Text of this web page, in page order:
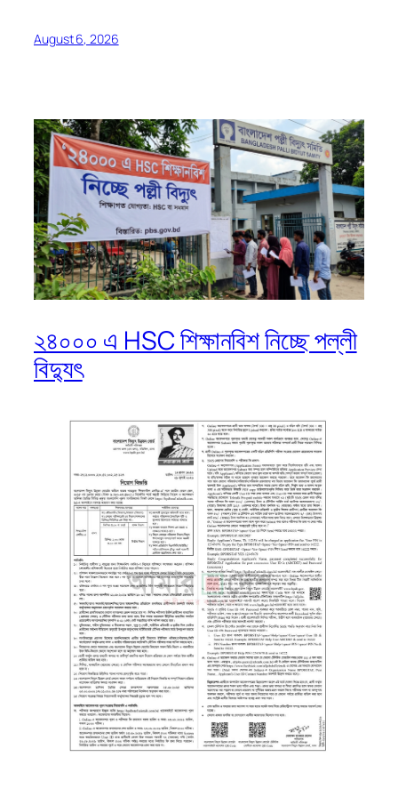
August 6, 2026
২৪০০০ এ HSC শিক্ষানবিশ নিচ্ছে পল্লী
বিদ্যুৎ